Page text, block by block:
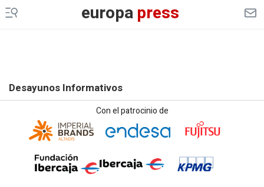
europapress
Desayunos Informativos
Con el patrocinio de